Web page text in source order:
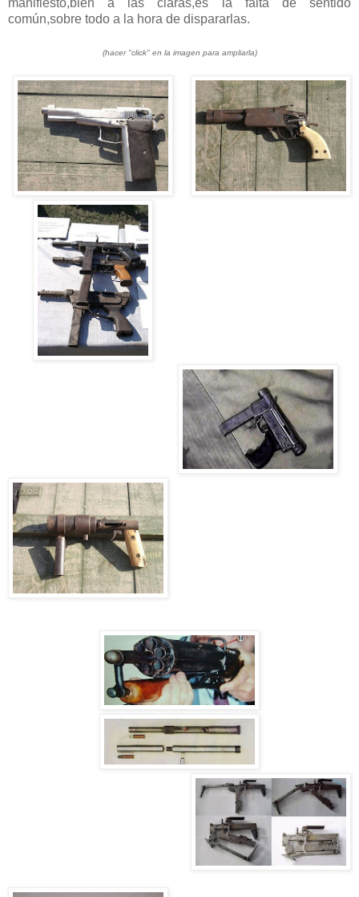
común,sobre todo a la hora de dispararlas.
(hacer "click" en la imagen para ampliarla)